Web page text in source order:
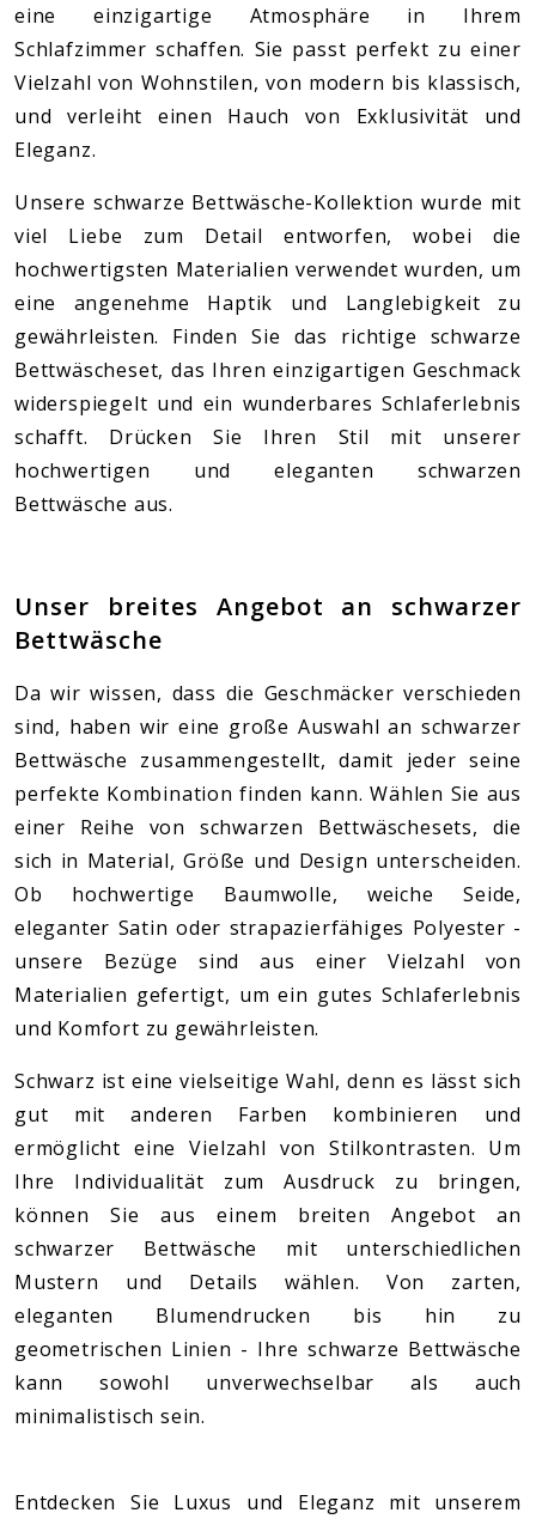
eine einzigartige Atmosphäre in Ihrem
Schlafzimmer schaffen. Sie passt perfekt zu einer
Vielzahl von Wohnstilen, von modern bis klassisch,
und verleiht einen Hauch von Exklusivität und
Eleganz.
Unsere schwarze Bettwäsche-Kollektion wurde mit
viel Liebe zum Detail entworfen, wobei die
hochwertigsten Materialien verwendet wurden, um
eine angenehme Haptik und Langlebigkeit zu
gewährleisten. Finden Sie das richtige schwarze
Bettwäscheset, das Ihren einzigartigen Geschmack
widerspiegelt und ein wunderbares Schlaferlebnis
schafft. Drücken Sie Ihren Stil mit unserer
hochwertigen und eleganten schwarzen
Bettwäsche aus.
Unser breites Angebot an schwarzer
Bettwäsche
Da wir wissen, dass die Geschmäcker verschieden
sind, haben wir eine große Auswahl an schwarzer
Bettwäsche zusammengestellt, damit jeder seine
perfekte Kombination finden kann. Wählen Sie aus
einer Reihe von schwarzen Bettwäschesets, die
sich in Material, Größe und Design unterscheiden.
Ob hochwertige Baumwolle, weiche Seide,
eleganter Satin oder strapazierfähiges Polyester -
unsere Bezüge sind aus einer Vielzahl von
Materialien gefertigt, um ein gutes Schlaferlebnis
und Komfort zu gewährleisten.
Schwarz ist eine vielseitige Wahl, denn es lässt sich
gut mit anderen Farben kombinieren und
ermöglicht eine Vielzahl von Stilkontrasten. Um
Ihre Individualität zum Ausdruck zu bringen,
können Sie aus einem breiten Angebot an
schwarzer Bettwäsche mit unterschiedlichen
Mustern und Details wählen. Von zarten,
eleganten Blumendrucken bis hin zu
geometrischen Linien - Ihre schwarze Bettwäsche
kann sowohl unverwechselbar als auch
minimalistisch sein.
Entdecken Sie Luxus und Eleganz mit unserem